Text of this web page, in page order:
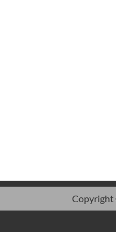
Copyright